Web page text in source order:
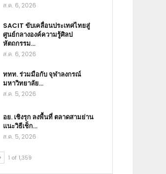
ส.ค. 6, 2026
SACIT ขับเคลื่อนประเทศไทยสู่
ศูนย์กลางองค์ความรู้ศิลป
หัตถกรรม…
ส.ค. 6, 2026
ททท. ร่วมมือกับ จุฬาลงกรณ์
มหาวิทยาลัย…
ส.ค. 5, 2026
อย. เชิงรุก ลงพื้นที่ ตลาดสามย่าน
แนะวิธีเช็ก…
ส.ค. 5, 2026
1 of 1,359